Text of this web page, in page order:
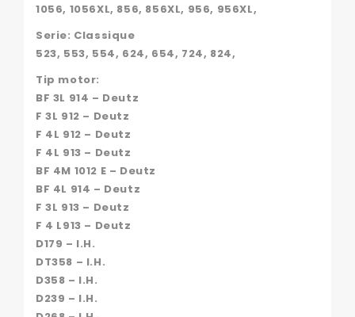
1056, 1056XL, 856, 856XL, 956, 956XL,
Serie: Classique
523, 553, 554, 624, 654, 724, 824,
Tip motor:
BF 3L 914 – Deutz
F 3L 912 – Deutz
F 4L 912 – Deutz
F 4L 913 – Deutz
BF 4M 1012 E – Deutz
BF 4L 914 – Deutz
F 3L 913 – Deutz
F 4 L913 – Deutz
D179 – I.H.
DT358 – I.H.
D358 – I.H.
D239 – I.H.